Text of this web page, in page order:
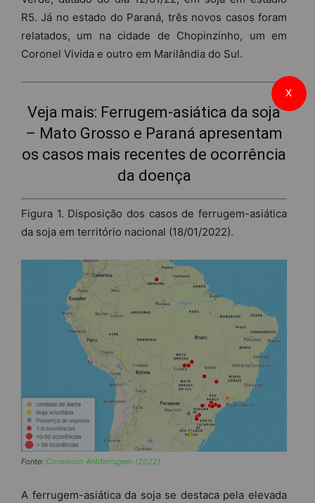
R5. Já no estado do Paraná, três novos casos foram
relatados, um na cidade de Chopinzinho, um em
Coronel Vivida e outro em Marilândia do Sul.
Veja mais: Ferrugem-asiática da soja
– Mato Grosso e Paraná apresentam
os casos mais recentes de ocorrência
da doença
Figura 1. Disposição dos casos de ferrugem-asiática
da soja em território nacional (18/01/2022).
Fonte: Consórcio Antiferrugem (2022)
A ferrugem-asiática da soja se destaca pela elevada
X